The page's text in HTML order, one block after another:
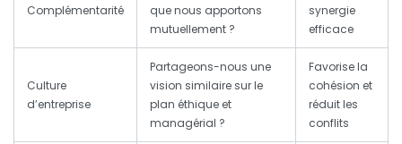
Complémentarité
que nous apportons
mutuellement ?
synergie
efficace
Culture
d’entreprise
Partageons-nous une
vision similaire sur le
plan éthique et
managérial ?
Favorise la
cohésion et
réduit les
conflits